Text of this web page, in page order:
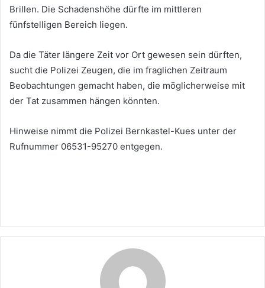
Brillen. Die Schadenshöhe dürfte im mittleren
fünfstelligen Bereich liegen.
Da die Täter längere Zeit vor Ort gewesen sein dürften,
sucht die Polizei Zeugen, die im fraglichen Zeitraum
Beobachtungen gemacht haben, die möglicherweise mit
der Tat zusammen hängen könnten.
Hinweise nimmt die Polizei Bernkastel-Kues unter der
Rufnummer 06531-95270 entgegen.